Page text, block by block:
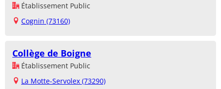
Établissement Public
Cognin (73160)
Collège de Boigne
Établissement Public
La Motte-Servolex (73290)